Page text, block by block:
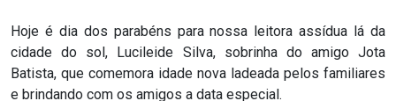
ANIVERSARIANTE
ARTICULAÇÃO
Hoje é dia dos parabéns para nossa leitora assídua lá da
cidade do sol, Lucileide Silva, sobrinha do amigo Jota
Batista, que comemora idade nova ladeada pelos familiares
e brindando com os amigos a data especial.